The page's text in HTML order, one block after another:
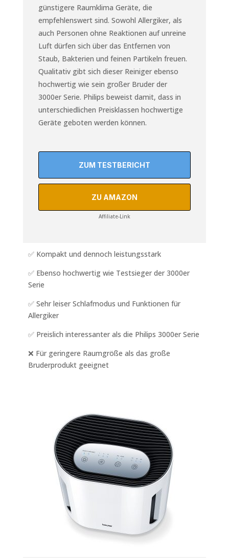
günstigere Raumklima Geräte, die
empfehlenswert sind. Sowohl Allergiker, als
auch Personen ohne Reaktionen auf unreine
Luft dürfen sich über das Entfernen von
Staub, Bakterien und feinen Partikeln freuen.
Qualitativ gibt sich dieser Reiniger ebenso
hochwertig wie sein großer Bruder der
3000er Serie. Philips beweist damit, dass in
unterschiedlichen Preisklassen hochwertige
Geräte geboten werden können.
ZUM TESTBERICHT
ZU AMAZON
Affiliate-Link
✅ Kompakt und dennoch leistungsstark
✅ Ebenso hochwertig wie Testsieger der 3000er
Serie
✅ Sehr leiser Schlafmodus und Funktionen für
Allergiker
✅ Preislich interessanter als die Philips 3000er Serie
❌ Für geringere Raumgröße als das große
Bruderprodukt geeignet